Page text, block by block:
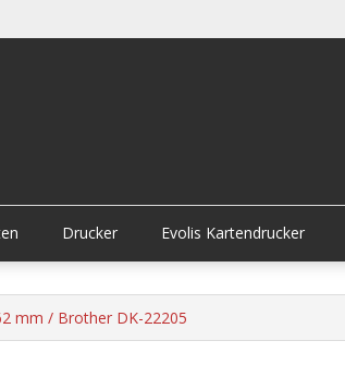
Drucker Evolis Kartendrucker
mm / Brother DK-22205